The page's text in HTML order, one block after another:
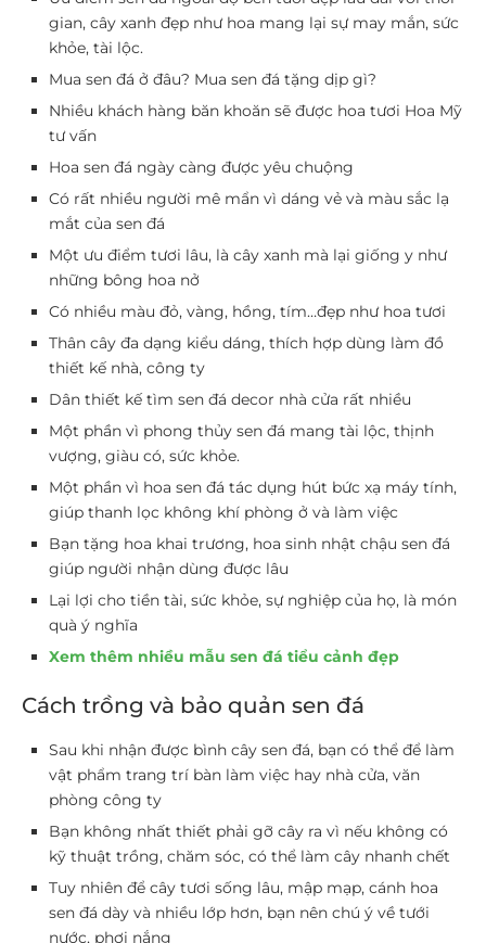
gian, cây xanh đẹp như hoa mang lại sự may mắn, sức
khỏe, tài lộc.
Mua sen đá ở đâu? Mua sen đá tặng dịp gì?
Nhiều khách hàng băn khoăn sẽ được hoa tươi Hoa Mỹ
tư vấn
Hoa sen đá ngày càng được yêu chuộng
Có rất nhiều người mê mẩn vì dáng vẻ và màu sắc lạ
mắt của sen đá
Một ưu điểm tươi lâu, là cây xanh mà lại giống y như
những bông hoa nở
Có nhiều màu đỏ, vàng, hồng, tím…đẹp như hoa tươi
Thân cây đa dạng kiểu dáng, thích hợp dùng làm đồ
thiết kế nhà, công ty
Dân thiết kế tìm sen đá decor nhà cửa rất nhiều
Một phần vì phong thủy sen đá mang tài lộc, thịnh
vượng, giàu có, sức khỏe.
Một phần vì hoa sen đá tác dụng hút bức xạ máy tính,
giúp thanh lọc không khí phòng ở và làm việc
Bạn tặng hoa khai trương, hoa sinh nhật chậu sen đá
giúp người nhận dùng được lâu
Lại lợi cho tiền tài, sức khỏe, sự nghiệp của họ, là món
quà ý nghĩa
Xem thêm nhiều mẫu sen đá tiểu cảnh đẹp
Cách trồng và bảo quản sen đá
Sau khi nhận được bình cây sen đá, bạn có thể để làm
vật phẩm trang trí bàn làm việc hay nhà cửa, văn
phòng công ty
Bạn không nhất thiết phải gỡ cây ra vì nếu không có
kỹ thuật trồng, chăm sóc, có thể làm cây nhanh chết
Tuy nhiên để cây tươi sống lâu, mập mạp, cánh hoa
sen đá dày và nhiều lớp hơn, bạn nên chú ý về tưới
nước, phơi nắng